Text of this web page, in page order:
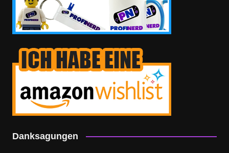
Danksagungen